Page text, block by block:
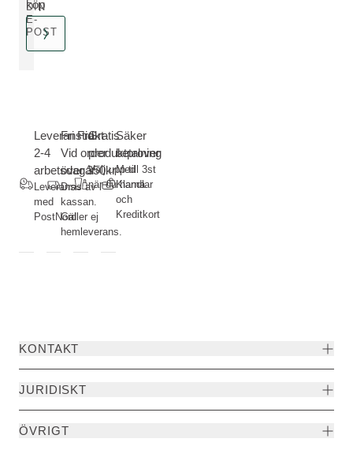
köp
DIN
E-
POST
Leveranstid
2-4
arbetsdagar
Leverans
med
PostNord
Fri Frakt-
Vid order
över 350kr
Dras av i
kassan.
Gäller ej
hemleverans.
Gratis
produktprover
Välj upp till 3st
när du handlar
Säker
betalning
Med
Klarna
och
Kreditkort
KONTAKT
JURIDISKT
ÖVRIGT